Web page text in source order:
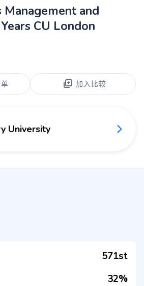
Management and
CU London
加入比较
University
571st
32%